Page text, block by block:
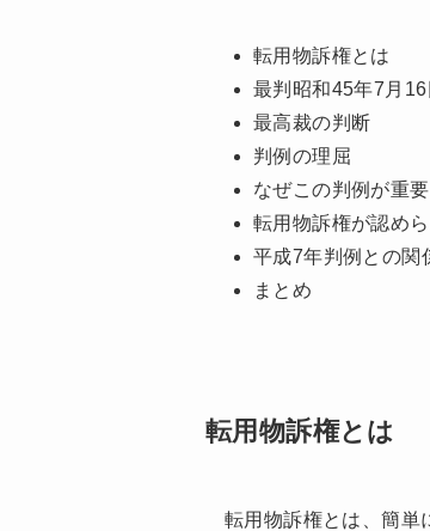
転用物訴権とは
最判昭和45年7月
最高裁の判断
判例の理屈
なぜこの判例が重
転用物訴権が認め
平成7年判例との関
まとめ
転用物訴権とは
転用物訴権とは、簡単